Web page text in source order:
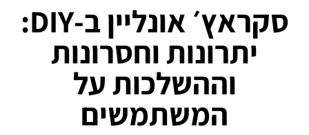
סקראץ׳ אונליין ב‑DIY:
יתרונות וחסרונות
וההשלכות על
המשתמשים